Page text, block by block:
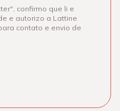
confirmo que li e
e autorizo a Lattine
contato e envio de